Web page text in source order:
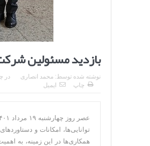
بازدید مسئولین
نوشته شده توسط:محمد انصاری در
چاپ
ایمیل
توانایی‌ها، امکانات و
همکاری‌ها در این زمینه، به